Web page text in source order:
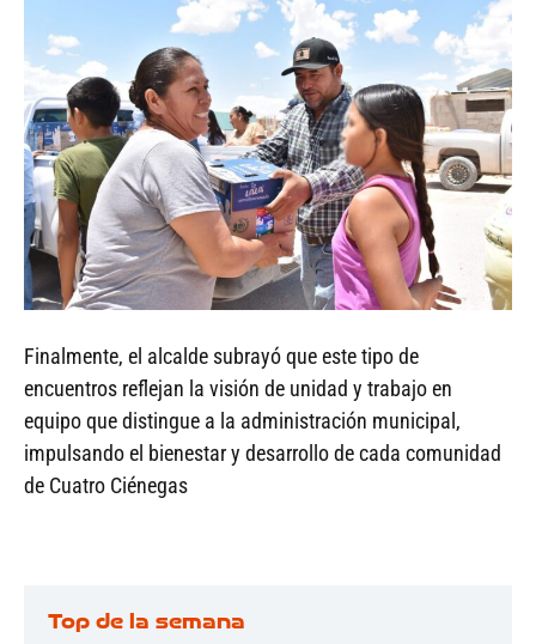
Finalmente, el alcalde subrayó que este tipo de
encuentros reflejan la visión de unidad y trabajo en
equipo que distingue a la administración municipal,
impulsando el bienestar y desarrollo de cada comunidad
de Cuatro Ciénegas
Top de la semana